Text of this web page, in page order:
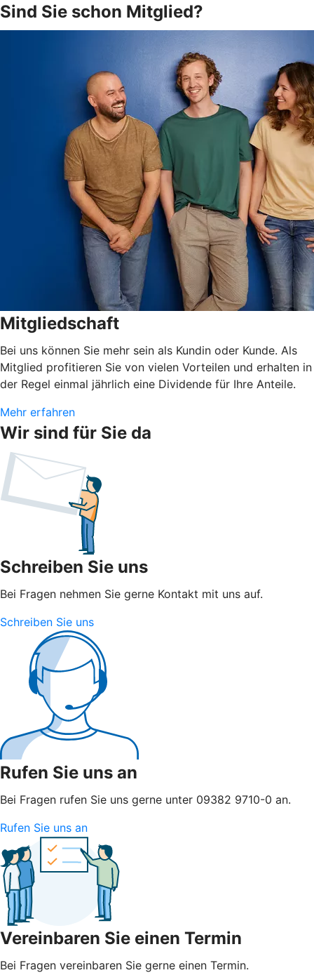
Sind Sie schon Mitglied?
Mitgliedschaft
Bei uns können Sie mehr sein als Kundin oder Kunde. Als
Mitglied profitieren Sie von vielen Vorteilen und erhalten in
der Regel einmal jährlich eine Dividende für Ihre Anteile.
Mehr erfahren
Wir sind für Sie da
Schreiben Sie uns
Bei Fragen nehmen Sie gerne Kontakt mit uns auf.
Schreiben Sie uns
Rufen Sie uns an
Bei Fragen rufen Sie uns gerne unter 09382 9710-0 an.
Rufen Sie uns an
Vereinbaren Sie einen Termin
Bei Fragen vereinbaren Sie gerne einen Termin.